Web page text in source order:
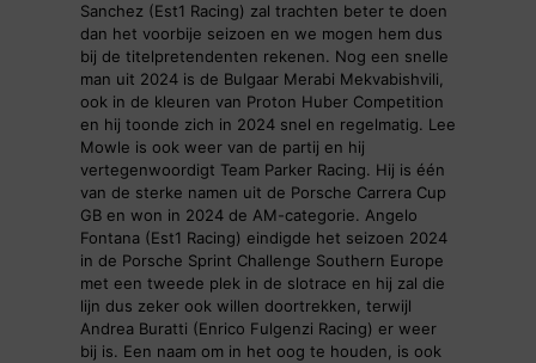
Sanchez (Est1 Racing) zal trachten beter te doen
dan het voorbije seizoen en we mogen hem dus
bij de titelpretendenten rekenen. Nog een snelle
man uit 2024 is de Bulgaar Merabi Mekvabishvili,
ook in de kleuren van Proton Huber Competition
en hij toonde zich in 2024 snel en regelmatig. Lee
Mowle is ook weer van de partij en hij
vertegenwoordigt Team Parker Racing. Hij is één
van de sterke namen uit de Porsche Carrera Cup
GB en won in 2024 de AM-categorie. Angelo
Fontana (Est1 Racing) eindigde het seizoen 2024
in de Porsche Sprint Challenge Southern Europe
met een tweede plek in de slotrace en hij zal die
lijn dus zeker ook willen doortrekken, terwijl
Andrea Buratti (Enrico Fulgenzi Racing) er weer
bij is. Een naam om in het oog te houden, is ook